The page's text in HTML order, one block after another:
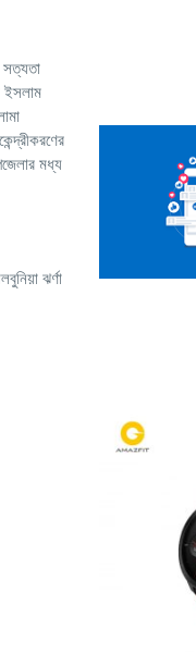
সত্যতা
ইসলাম
মধ্য
ঝর্ণা